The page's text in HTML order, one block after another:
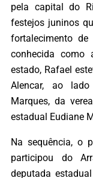
pela capital do
festejos juninos
fortalecimento
conhecida
estado, Rafael
Alencar, ao
Marques, da
estadual Eudiane
Na sequência, o
participou do
deputada